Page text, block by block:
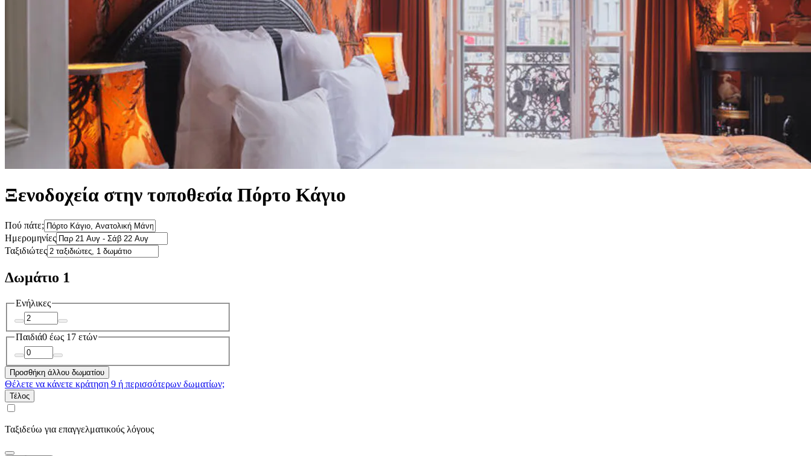
Ξενοδοχεία στην τοποθεσία Πόρτο Κάγιο
Πού πάτε;
Ημερομηνίες
Ταξιδιώτες
Δωμάτιο 1
Ενήλικες
Παιδιά0 έως 17 ετών
Προσθήκη άλλου δωματίου
Θέλετε να κάνετε κράτηση 9 ή περισσότερων δωματίων;
Τέλος
Ταξιδεύω για επαγγελματικούς λόγους